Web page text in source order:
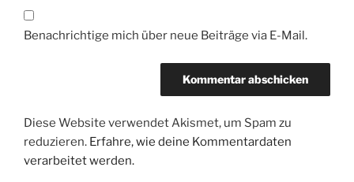
Benachrichtige mich über neue Beiträge via E-Mail.
Diese Website verwendet Akismet, um Spam zu
reduzieren. Erfahre, wie deine Kommentardaten
verarbeitet werden.